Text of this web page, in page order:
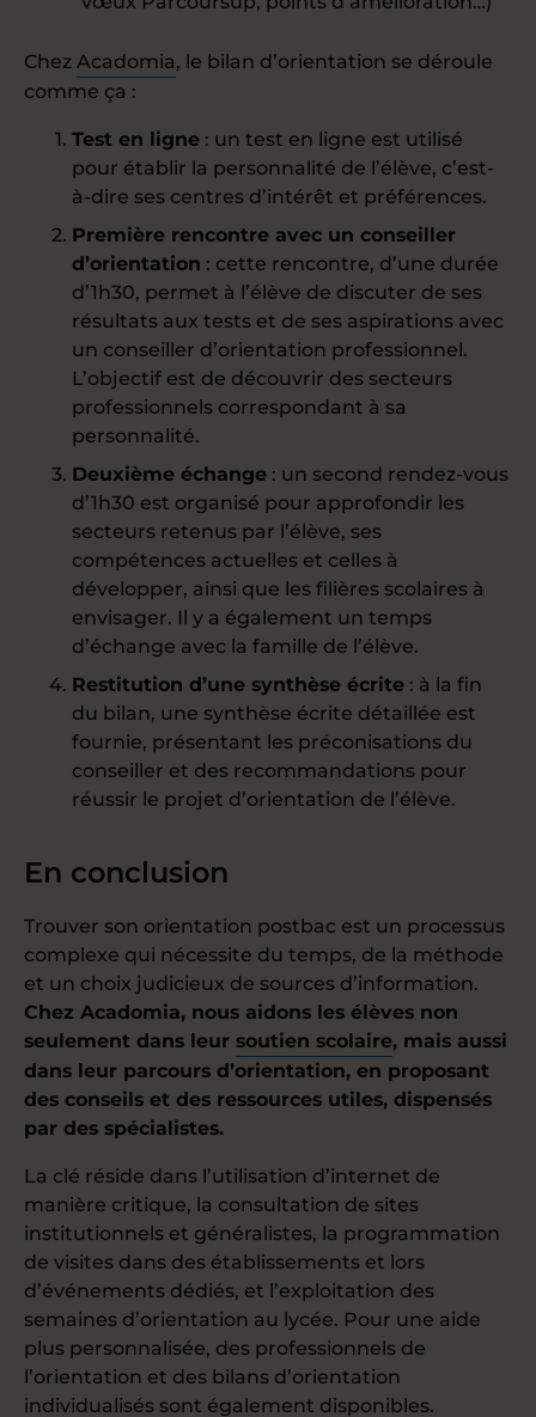
Chez Acadomia, le bilan d’orientation se déroule
comme ça :
Test en ligne : un test en ligne est utilisé
pour établir la personnalité de l’élève, c’est-
à-dire ses centres d’intérêt et préférences.
Première rencontre avec un conseiller
d’orientation : cette rencontre, d’une durée
d’1h30, permet à l’élève de discuter de ses
résultats aux tests et de ses aspirations avec
un conseiller d’orientation professionnel.
L’objectif est de découvrir des secteurs
professionnels correspondant à sa
personnalité.
Deuxième échange : un second rendez-vous
d’1h30 est organisé pour approfondir les
secteurs retenus par l’élève, ses
compétences actuelles et celles à
développer, ainsi que les filières scolaires à
envisager. Il y a également un temps
d’échange avec la famille de l’élève.
Restitution d’une synthèse écrite : à la fin
du bilan, une synthèse écrite détaillée est
fournie, présentant les préconisations du
conseiller et des recommandations pour
réussir le projet d’orientation de l’élève.
En conclusion
Trouver son orientation postbac est un processus
complexe qui nécessite du temps, de la méthode
et un choix judicieux de sources d’information.
Chez Acadomia, nous aidons les élèves non
seulement dans leur soutien scolaire, mais aussi
dans leur parcours d’orientation, en proposant
des conseils et des ressources utiles, dispensés
par des spécialistes.
La clé réside dans l’utilisation d’internet de
manière critique, la consultation de sites
institutionnels et généralistes, la programmation
de visites dans des établissements et lors
d’événements dédiés, et l’exploitation des
semaines d’orientation au lycée. Pour une aide
plus personnalisée, des professionnels de
l’orientation et des bilans d’orientation
individualisés sont également disponibles.